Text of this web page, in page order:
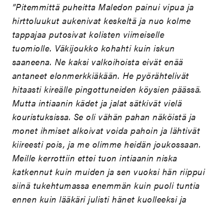
”Pitemmittä puheitta Maledon painui vipua ja
hirttoluukut aukenivat keskeltä ja nuo kolme
tappajaa putosivat kolisten viimeiselle
tuomiolle. Väkijoukko kohahti kuin iskun
saaneena. Ne kaksi valkoihoista eivät enää
antaneet elonmerkkiäkään. He pyörähtelivät
hitaasti kireälle pingottuneiden köysien päässä.
Mutta intiaanin kädet ja jalat sätkivät vielä
kouristuksissa. Se oli vähän pahan näköistä ja
monet ihmiset alkoivat voida pahoin ja lähtivät
kiireesti pois, ja me olimme heidän joukossaan.
Meille kerrottiin ettei tuon intiaanin niska
katkennut kuin muiden ja sen vuoksi hän riippui
siinä tukehtumassa enemmän kuin puoli tuntia
ennen kuin lääkäri julisti hänet kuolleeksi ja